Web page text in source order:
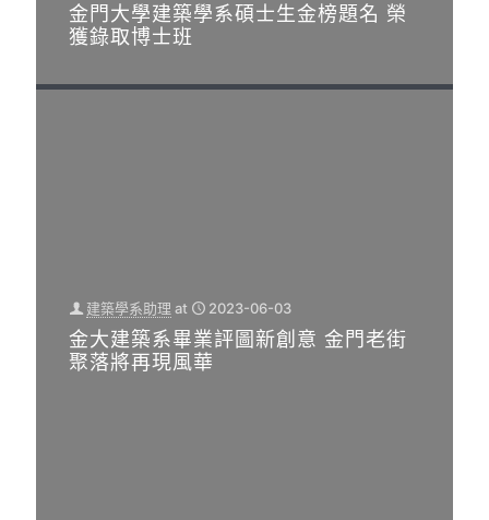
金門大學建築學系碩士生金榜題名 榮
獲錄取博士班
台灣之光！ 金大建築系老師李俊凱榮
獲芬蘭國際設計大獎
建築學系助理 at 2023-06-03
金大建築系畢業評圖新創意 金門老街
聚落將再現風華